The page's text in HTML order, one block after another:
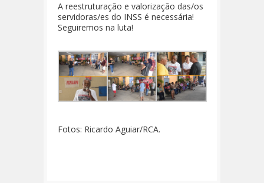
A reestruturação e valorização das/os
servidoras/es do INSS é necessária!
Seguiremos na luta!
Fotos: Ricardo Aguiar/RCA.